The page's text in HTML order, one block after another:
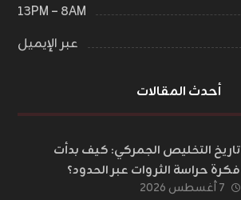
٨AM – ١٣PM
عبر الإيميل
أحدث المقالات
تاريخ التخليص الجمركي: كيف بدأت
فكرة حراسة الثروات عبر الحدود؟
٧ أغسطس ٢٠٢٦